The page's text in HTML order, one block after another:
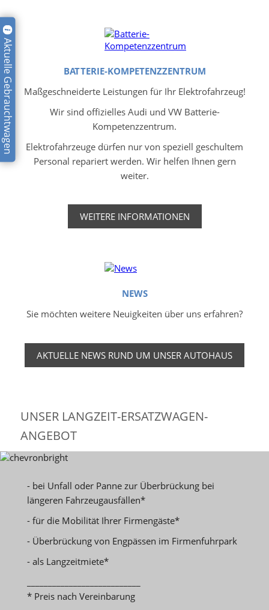
Aktuelle Gebrauchtwagen
BATTERIE-KOMPETENZZENTRUM
Maßgeschneiderte Leistungen für Ihr Elektrofahrzeug!
Wir sind offizielles Audi und VW Batterie-
Kompetenzzentrum.
Elektrofahrzeuge dürfen nur von speziell geschultem
Personal repariert werden. Wir helfen Ihnen gern
weiter.
WEITERE INFORMATIONEN
NEWS
Sie möchten weitere Neuigkeiten über uns erfahren?
AKTUELLE NEWS RUND UM UNSER AUTOHAUS
UNSER LANGZEIT-ERSATZWAGEN-
ANGEBOT
- bei Unfall oder Panne zur Überbrückung bei
längeren Fahrzeugausfällen*
- für die Mobilität Ihrer Firmengäste*
- Überbrückung von Engpässen im Firmenfuhrpark
- als Langzeitmiete*
* Preis nach Vereinbarung